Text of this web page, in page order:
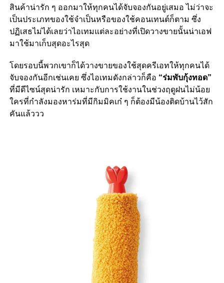
สินค้าน่ารัก ๆ ออกมาให้ทุกคนได้จับจองกันอยู่เสมอ ไม่ว่าจะ
เป็นประเภทของใช้จำเป็นหรือของใช้คอนเทนต์ก็ตาม ซึ่ง
ปฏิเสธไม่ได้เลยว่าไอเทมแต่ละอย่างที่เปิดวางขายนั้นน่าเอฟ
มาใช้มาเก็บสุดอะไรสุด
โดยรอบนี้พวกเขาก็ได้วางขายของใช้สุดครีเอทให้ทุกคนได้
จับจองกันอีกเช่นเคย ซึ่งไอเทมดังกล่าวก็คือ “ร่มพับกุ้งทอด”
ที่มีดีไซน์สุดน่ารัก เหมาะกับการใช้งานในช่วงฤดูฝนไม่น้อย
ใครที่กำลังมองหาร่มที่มีกิมมิคเก๋ ๆ ก็ต้องมีน้องติดบ้านไว้สัก
คันแล้ววว